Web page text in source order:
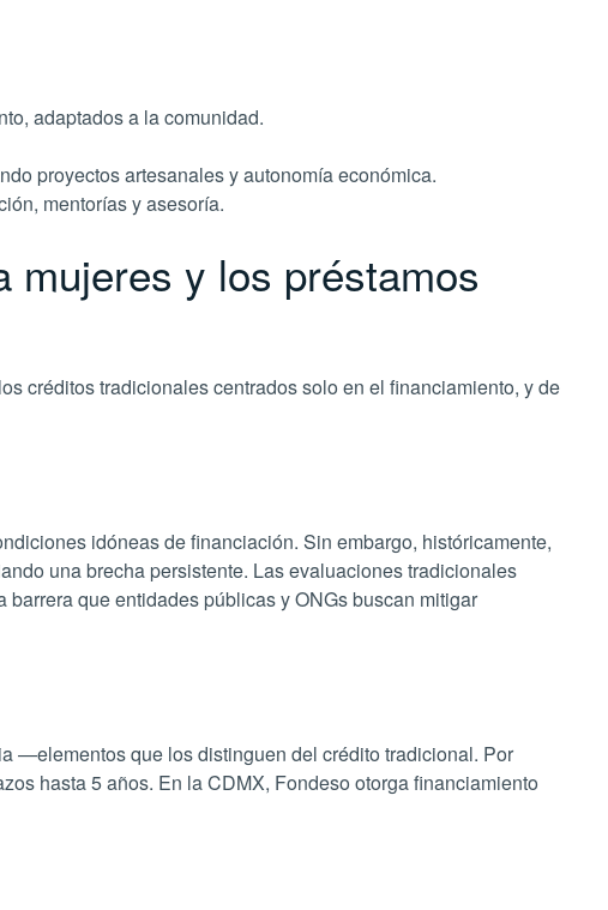
adaptados a la comunidad.
proyectos artesanales y autonomía económica.
mentorías y asesoría.
mujeres y los préstamos
créditos tradicionales centrados solo en el financiamiento, y de
idóneas de financiación. Sin embargo, históricamente,
una brecha persistente. Las evaluaciones tradicionales
que entidades públicas y ONGs buscan mitigar
—elementos que los distinguen del crédito tradicional. Por
hasta 5 años. En la CDMX, Fondeso otorga financiamiento